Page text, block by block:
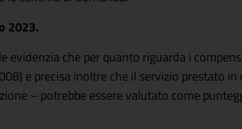
2023.
evidenzia che per quanto riguarda i
e precisa inoltre che il servizio prestato
– potrebbe essere valutato come